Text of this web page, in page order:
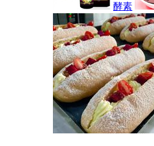
酵素